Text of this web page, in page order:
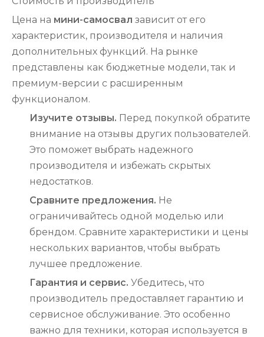
Цена на мини-самосвал зависит от его
характеристик, производителя и наличия
дополнительных функций. На рынке
представлены как бюджетные модели, так и
премиум-версии с расширенным
функционалом.
Изучите отзывы. Перед покупкой обратите
внимание на отзывы других пользователей.
Это поможет выбрать надежного
производителя и избежать скрытых
недостатков.
Сравните предложения. Не
ограничивайтесь одной моделью или
брендом. Сравните характеристики и цены
нескольких вариантов, чтобы выбрать
лучшее предложение.
Гарантия и сервис. Убедитесь, что
производитель предоставляет гарантию и
сервисное обслуживание. Это особенно
важно для техники, которая используется в